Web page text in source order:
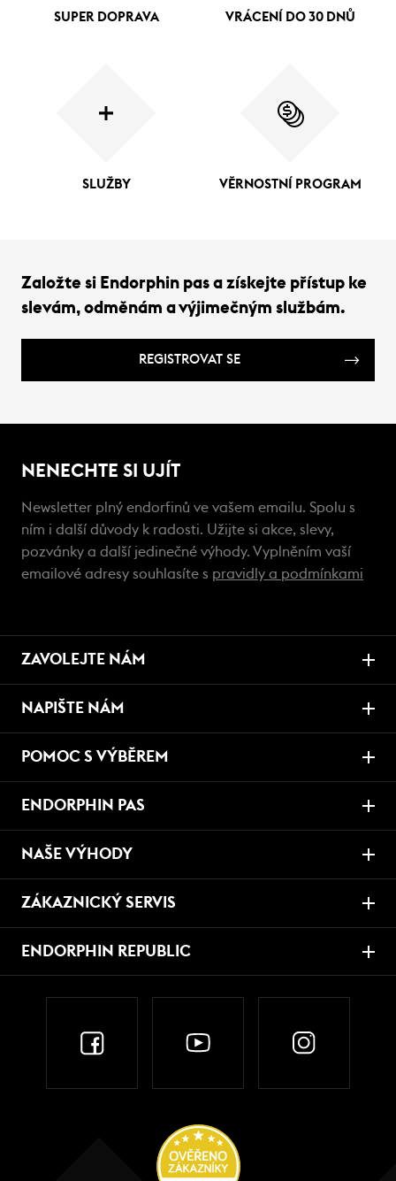
SUPER DOPRAVA VRÁCENÍ DO 30 DNŮ
SLUŽBY VĚRNOSTNÍ PROGRAM
Založte si Endorphin pas a získejte přístup ke
slevám, odměnám a výjimečným službám.
REGISTROVAT SE
NENECHTE SI UJÍT
Newsletter plný endorfinů ve vašem emailu. Spolu s
ním i další důvody k radosti. Užijte si akce, slevy,
pozvánky a další jedinečné výhody. Vyplněním vaší
emailové adresy souhlasíte s pravidly a podmínkami
ZAVOLEJTE NÁM
NAPIŠTE NÁM
POMOC S VÝBĚREM
ENDORPHIN PAS
NAŠE VÝHODY
ZÁKAZNICKÝ SERVIS
ENDORPHIN REPUBLIC